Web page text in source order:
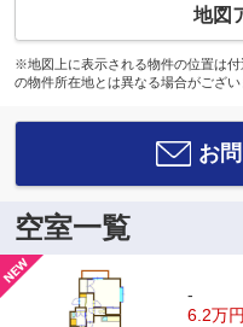
地図
※地図上に表示される物件の位置は
の物件所在地とは異なる場合がござい
お
空室一覧
-
6.2万円